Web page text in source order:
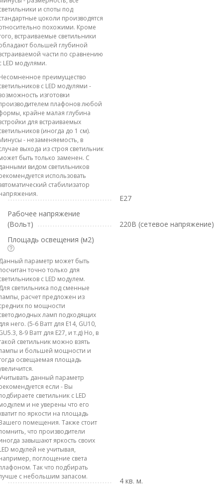
и споты под
цоколи производятся
похожими. Кроме
встраиваемые светильники
большей глубиной
части по сравнению
LED модулями.
преимущество
с LED модулями -
изготовки
плафонов любой
крайне малая глубина
для встраиваемых
(иногда до 1 см).
- незаменяемость, в
выхода из строя светильник
быть только заменен. С
видом светильников
использовать
стабилизатор
E27
Рабочее напряжение
(Вольт)
220В (сетевое напряжение)
Площадь освещения (м2)
параметр может быть
точно только для
с LED модулем.
светильника под сменные
расчет предложен из
по мощности
ламп подходящих
него. (5-6 Ватт для E14, GU10,
8-9 Ватт для E27, и т.д) Но, в
светильник можно взять
и большей мощности и
освещаемая площадь
данный параметр
если - Вы
светильник с LED
и не уверены что его
по яркости на площадь
помещения. Также стоит
что производители
завышают яркость своих
модулей не учитывая,
поглощение света
Так что подбирать
с небольшим запасом.
4 кв. м.